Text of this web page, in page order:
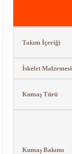
Takım İçeriği
İskelet Malzemesi
Kumaş Türü
Kumaş Bakımı